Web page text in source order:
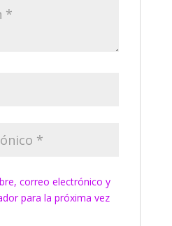
correo electrónico y
para la próxima vez